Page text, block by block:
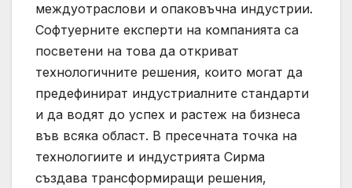
междуотраслови и опаковъчна индустрии.
Софтуерните експерти на компанията са
посветени на това да откриват
технологичните решения, които могат да
предефинират индустриалните стандарти
и да водят до успех и растеж на бизнеса
във всяка област. В пресечната точка на
технологиите и индустрията Сирма
създава трансформиращи решения,